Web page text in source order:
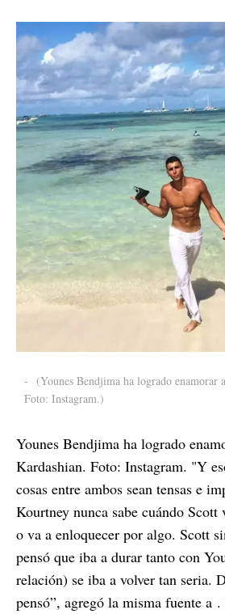
- (Younes Bendjima ha logrado enamorar
Foto: Instagram.)
Younes Bendjima ha logrado
Kardashian. Foto: Instagram. "Y
cosas entre ambos sean tensas e
Kourtney nunca sabe cuándo Scott
o va a enloquecer por algo. Scott
pensó que iba a durar tanto con
relación) se iba a volver tan seria.
pensó”, agregó la misma fuente a